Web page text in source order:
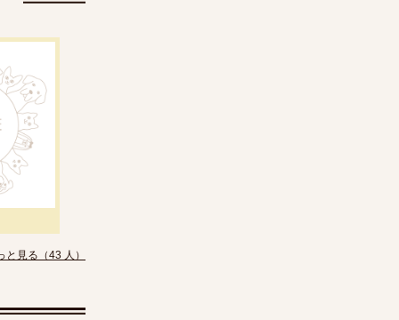
と見る（43 人）